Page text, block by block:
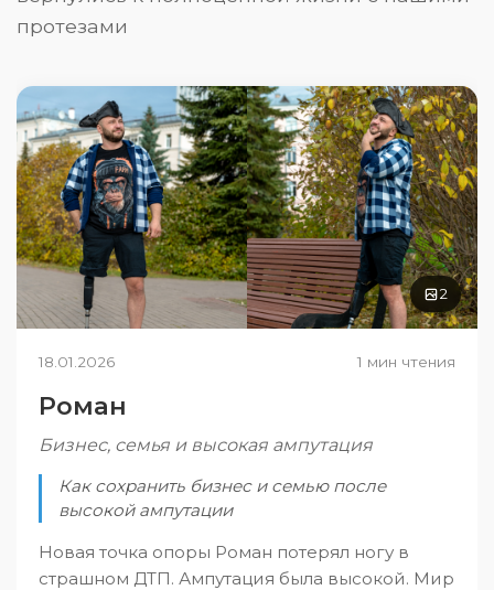
протезами
2
18.01.2026 1 мин чтения
Роман
Бизнес, семья и высокая ампутация
Как сохранить бизнес и семью после
высокой ампутации
Новая точка опоры Роман потерял ногу в
страшном ДТП. Ампутация была высокой. Мир